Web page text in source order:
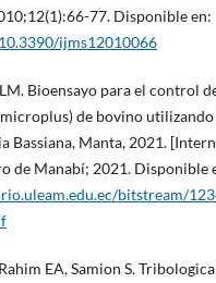
77. Disponible en:
ijms12010066
Bioensayo para el control
de bovino
Bassiana, Manta, 2021.
de Manabí; 2021. Disponible
bitstream/
EA, Samion S.